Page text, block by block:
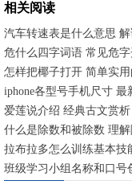
相关阅读
汽车转速表是什么意思
危什么四字词语 常见危
怎样把椰子打开 简单实
iphone各型号手机尺寸
爱莲说介绍 经典古文赏析
什么是除数和被除数 理
拉布拉多怎么训练基本技
班级学习小组名称和口号